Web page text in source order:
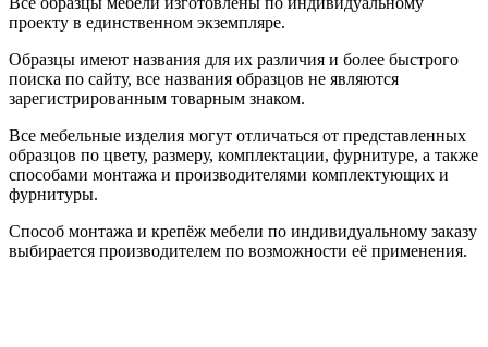
проекту в единственном экземпляре.
Образцы имеют названия для их различия и более быстрого
поиска по сайту, все названия образцов не являются
зарегистрированным товарным знаком.
Все мебельные изделия могут отличаться от представленных
образцов по цвету, размеру, комплектации, фурнитуре, а также
способами монтажа и производителями комплектующих и
фурнитуры.
Способ монтажа и крепёж мебели по индивидуальному заказу
выбирается производителем по возможности её применения.